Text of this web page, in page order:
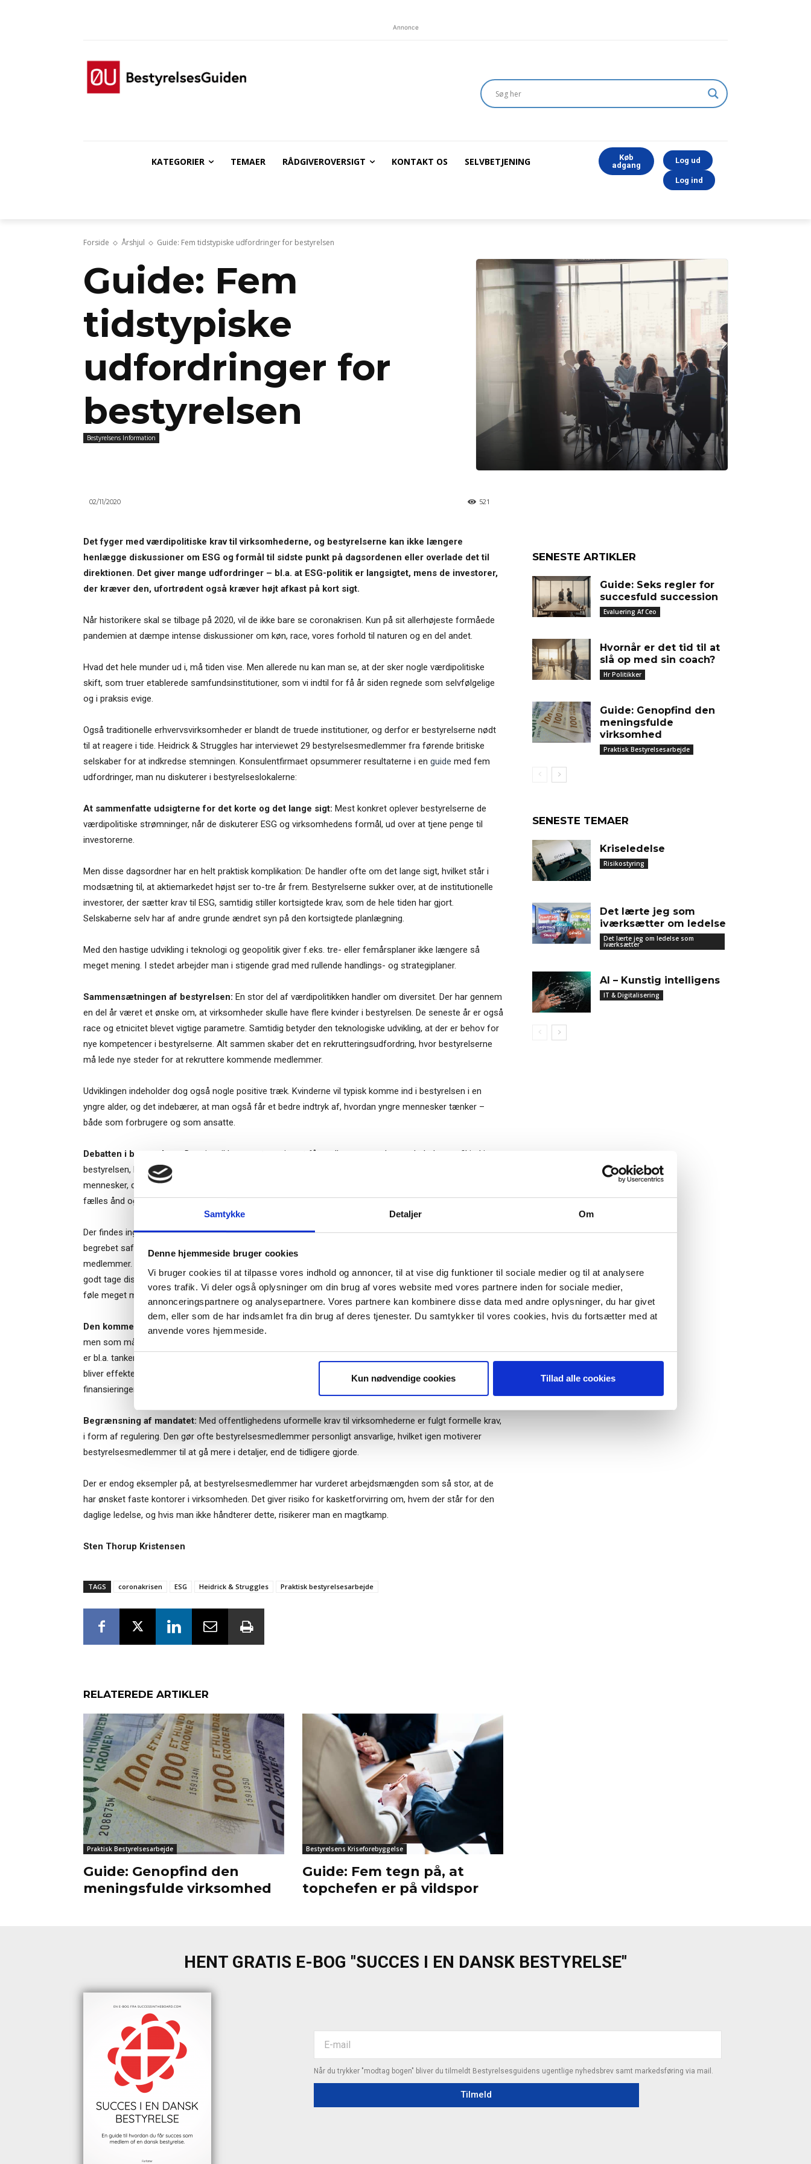
Samtykke Detaljer Om
Denne hjemmeside bruger cookies
Vi bruger cookies til at tilpasse vores indhold og annoncer, til at vise dig funktioner til sociale medier og til at analysere
vores trafik. Vi deler også oplysninger om din brug af vores website med vores partnere inden for sociale medier,
annonceringspartnere og analysepartnere. Vores partnere kan kombinere disse data med andre oplysninger, du har givet
dem, eller som de har indsamlet fra din brug af deres tjenester. Du samtykker til vores cookies, hvis du fortsætter med at
anvende vores hjemmeside.
Kun nødvendige cookies Tillad alle cookies
Annonce
KATEGORIER TEMAER RÅDGIVEROVERSIGT KONTAKT OS SELVBETJENING
Køb
adgang
Log ud
Log ind
Forside Årshjul Guide: Fem tidstypiske udfordringer for bestyrelsen
Guide: Fem
tidstypiske
udfordringer for
bestyrelsen
Bestyrelsens Information
02/11/2020 521
Det fyger med værdipolitiske krav til virksomhederne, og bestyrelserne kan ikke længere
henlægge diskussioner om ESG og formål til sidste punkt på dagsordenen eller overlade det til
direktionen. Det giver mange udfordringer – bl.a. at ESG-politik er langsigtet, mens de investorer,
der kræver den, ufortrødent også kræver højt afkast på kort sigt.
Når historikere skal se tilbage på 2020, vil de ikke bare se coronakrisen. Kun på sit allerhøjeste formåede
pandemien at dæmpe intense diskussioner om køn, race, vores forhold til naturen og en del andet.
Hvad det hele munder ud i, må tiden vise. Men allerede nu kan man se, at der sker nogle værdipolitiske
skift, som truer etablerede samfundsinstitutioner, som vi indtil for få år siden regnede som selvfølgelige
og i praksis evige.
Også traditionelle erhvervsvirksomheder er blandt de truede institutioner, og derfor er bestyrelserne nødt
til at reagere i tide. Heidrick & Struggles har interviewet 29 bestyrelsesmedlemmer fra førende britiske
selskaber for at indkredse stemningen. Konsulentfirmaet opsummerer resultaterne i en guide med fem
udfordringer, man nu diskuterer i bestyrelseslokalerne:
At sammenfatte udsigterne for det korte og det lange sigt: Mest konkret oplever bestyrelserne de
værdipolitiske strømninger, når de diskuterer ESG og virksomhedens formål, ud over at tjene penge til
investorerne.
Men disse dagsordner har en helt praktisk komplikation: De handler ofte om det lange sigt, hvilket står i
modsætning til, at aktiemarkedet højst ser to-tre år frem. Bestyrelserne sukker over, at de institutionelle
investorer, der sætter krav til ESG, samtidig stiller kortsigtede krav, som de hele tiden har gjort.
Selskaberne selv har af andre grunde ændret syn på den kortsigtede planlægning.
Med den hastige udvikling i teknologi og geopolitik giver f.eks. tre- eller femårsplaner ikke længere så
meget mening. I stedet arbejder man i stigende grad med rullende handlings- og strategiplaner.
Sammensætningen af bestyrelsen: En stor del af værdipolitikken handler om diversitet. Der har gennem
en del år været et ønske om, at virksomheder skulle have flere kvinder i bestyrelsen. De seneste år er også
race og etnicitet blevet vigtige parametre. Samtidig betyder den teknologiske udvikling, at der er behov for
nye kompetencer i bestyrelserne. Alt sammen skaber det en rekrutteringsudfordring, hvor bestyrelserne
må lede nye steder for at rekruttere kommende medlemmer.
Udviklingen indeholder dog også nogle positive træk. Kvinderne vil typisk komme ind i bestyrelsen i en
yngre alder, og det indebærer, at man også får et bedre indtryk af, hvordan yngre mennesker tænker –
både som forbrugere og som ansatte.
Debatten i bestyrelsen:
Det giver ikke meget mening at få medlemmer med en anderledes profil ind i
bestyrelsen, hvis man ikke også lytter til dem og giver deres synspunkter plads. Sat på spidsen: En gruppe
mennesker, der er udvalgt for at være forskellige, skal ikke bare komme overens – de skal også skabe en
fælles ånd og vision, som ér virksomheden.
Der findes ingen formel for, hvordan det lader sig gøre. Men nogle bestyrelser arbejder f.eks. med
begrebet safe spaces, hvor bestyrelsesmedlemmerne undlader at sige ting, der kan såre andre
medlemmer. Debatklimaet omfatter også aktivistiske investorer, fremhæver en formand. Man kan lige så
godt tage diskussionen med dem med det samme, for ellers er risikoen, at man kommer til at høre og
føle meget mere til dem.
Den kommende formand:Her er en diskussion, som endnu ikke er så relevant for danske bestyrelser,
men som måske bliver det. I Storbritannien er det blevet lovpligtigt, at formænd højst må sidde i ni år. Det
er bl.a. tanken, at den påtvungne udskiftning skal give plads til flere kvinder, men det er tvivlsomt, om det
bliver effekten. Et andet element er aflønningen, som der også er kommet restriktioner på. Det er der med
finansieringen af Arne-pensionen indirekte også i Danmark.
Begrænsning af mandatet: Med offentlighedens uformelle krav til virksomhederne er fulgt formelle krav,
i form af regulering. Den gør ofte bestyrelsesmedlemmer personligt ansvarlige, hvilket igen motiverer
bestyrelsesmedlemmer til at gå mere i detaljer, end de tidligere gjorde.
Der er endog eksempler på, at bestyrelsesmedlemmer har vurderet arbejdsmængden som så stor, at de
har ønsket faste kontorer i virksomheden. Det giver risiko for kasketforvirring om, hvem der står for den
daglige ledelse, og hvis man ikke håndterer dette, risikerer man en magtkamp.
Sten Thorup Kristensen
TAGS coronakrisen ESG Heidrick & Struggles Praktisk bestyrelsesarbejde
RELATEREDE ARTIKLER
Praktisk Bestyrelsesarbejde
Guide: Genopfind den
meningsfulde virksomhed
Bestyrelsens Kriseforebyggelse
Guide: Fem tegn på, at
topchefen er på vildspor
SENESTE ARTIKLER
Guide: Seks regler for
succesfuld succession
Evaluering Af Ceo
Hvornår er det tid til at
slå op med sin coach?
Hr Politikker
Guide: Genopfind den
meningsfulde
virksomhed
Praktisk Bestyrelsesarbejde
SENESTE TEMAER
Kriseledelse
Risikostyring
Det lærte jeg som
iværksætter om ledelse
Det lærte jeg om ledelse som
iværksætter
AI – Kunstig intelligens
IT & Digitalisering
HENT GRATIS E-BOG "SUCCES I EN DANSK BESTYRELSE"
Når du trykker "modtag bogen" bliver du tilmeldt Bestyrelsesguidens ugentlige nyhedsbrev samt markedsføring via mail.
Tilmeld
– og modtag Ole Borchs bog
“Succes i en dansk bestyrelse”
Når du trykker "modtag bogen" bliver du tilmeldt